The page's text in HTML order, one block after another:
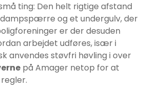
ting: Den helt rigtige afstand
og et undergulv, der
er der desuden
arbejdet udføres, især i
anvendes støvfri høvling i over
på Amager netop for at